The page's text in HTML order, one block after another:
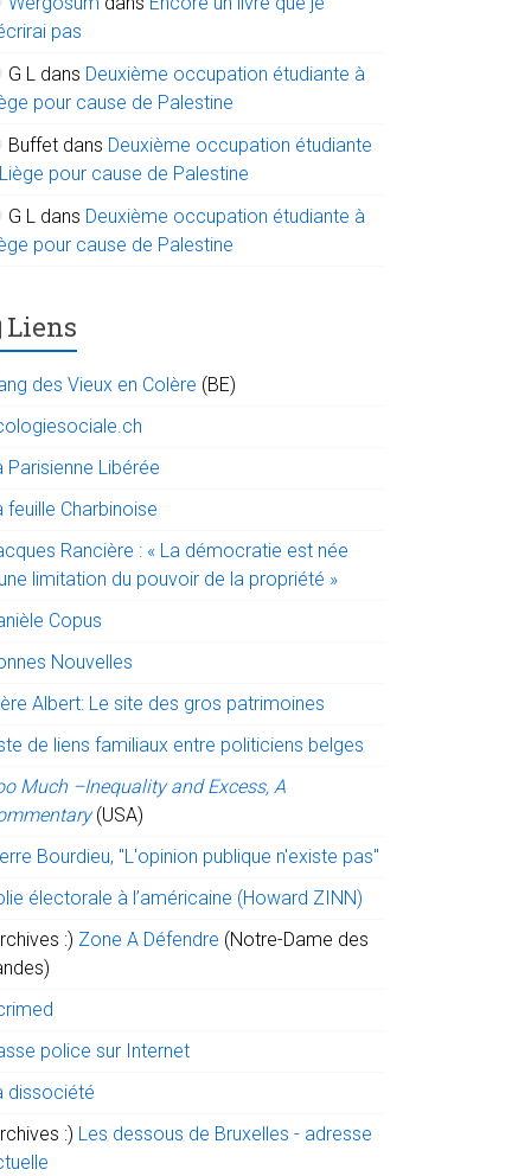
pas
G L dans Deuxième occupation étudiante à
pour cause de Palestine
Buffet dans Deuxième occupation étudiante
pour cause de Palestine
G L dans Deuxième occupation étudiante à
pour cause de Palestine
Liens
des Vieux en Colère (BE)
Parisienne Libérée
feuille Charbinoise
Rancière : « La démocratie est née
limitation du pouvoir de la propriété »
Copus
Nouvelles
Albert: Le site des gros patrimoines
de liens familiaux entre politiciens belges
Much –Inequality and Excess, A
(USA)
Bourdieu, "L'opinion publique n'existe pas"
électorale à l’américaine (Howard ZINN)
:) Zone A Défendre (Notre-Dame des
police sur Internet
dissociété
:) Les dessous de Bruxelles - adresse